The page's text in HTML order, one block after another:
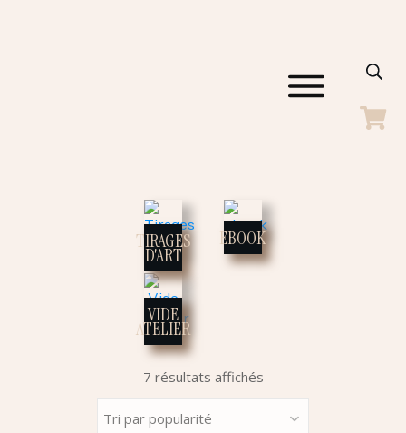
TIRAGES
D'ART
EBOOK
VIDE
ATELIER
7 résultats affichés